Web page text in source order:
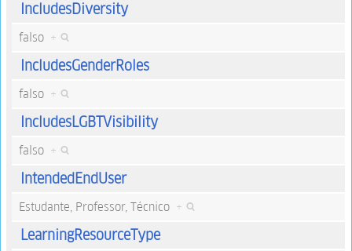
IncludesDiversity
falso +
IncludesGenderRoles
falso +
IncludesLGBTVisibility
falso +
IntendedEndUser
Estudante, Professor, Técnico +
LearningResourceType